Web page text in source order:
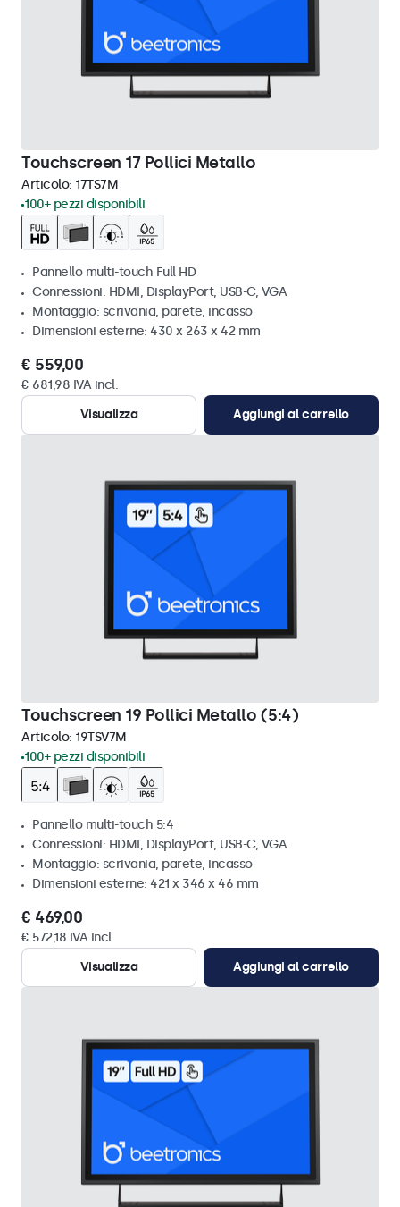
Touchscreen 17 Pollici Metallo
Articolo: 17TS7M
100+ pezzi disponibili
Pannello multi-touch Full HD
Connessioni: HDMI, DisplayPort, USB-C, VGA
Montaggio: scrivania, parete, incasso
Dimensioni esterne: 430 x 263 x 42 mm
€ 559,00
€ 681,98 IVA incl.
Visualizza
Aggiungi al carrello
Touchscreen 19 Pollici Metallo (5:4)
Articolo: 19TSV7M
100+ pezzi disponibili
Pannello multi-touch 5:4
Connessioni: HDMI, DisplayPort, USB-C, VGA
Montaggio: scrivania, parete, incasso
Dimensioni esterne: 421 x 346 x 46 mm
€ 469,00
€ 572,18 IVA incl.
Visualizza
Aggiungi al carrello